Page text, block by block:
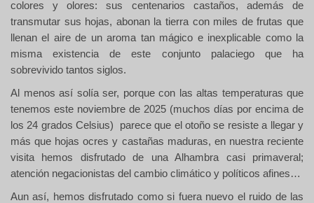
colores y olores: sus centenarios castaños, además de
transmutar sus hojas, abonan la tierra con miles de frutas que
llenan el aire de un aroma tan mágico e inexplicable como la
misma existencia de este conjunto palaciego que ha
sobrevivido tantos siglos.
Al menos así solía ser, porque con las altas temperaturas que
tenemos este noviembre de 2025 (muchos días por encima de
los 24 grados Celsius) parece que el otoño se resiste a llegar y
más que hojas ocres y castañas maduras, en nuestra reciente
visita hemos disfrutado de una Alhambra casi primaveral;
atención negacionistas del cambio climático y políticos afines…
Aun así, hemos disfrutado como si fuera nuevo el ruido de las